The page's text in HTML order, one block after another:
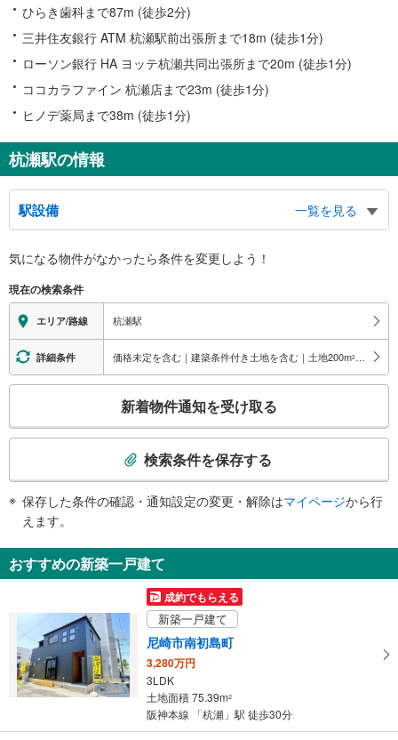
ひらき歯科まで87m (徒歩2分)
三井住友銀行 ATM 杭瀬駅前出張所まで18m (徒歩1分)
ローソン銀行 HA ヨッテ杭瀬共同出張所まで20m (徒歩1分)
ココカラファイン 杭瀬店まで23m (徒歩1分)
ヒノデ薬局まで38m (徒歩1分)
杭瀬駅の情報
駅設備
一覧を見る
※段差なしでの移動経路
地上⇔改札⇔ホーム：○
エレベータ
・各ホーム⇔改札
・改札⇔地上
エスカレータ
《多機能トイレ》
・地上出口（バス停付近）
その他
・触知図式案内板
気になる物件がなかったら条件を変更しよう！
現在の検索条件
エリア/路線 杭瀬駅
詳細条件 価格未定を含む｜建築条件付き土地を含む｜土地200m2 以上
検
知
を
け
る
・
条
新着物件通知を受け取る
検索条件を保存する
保存した条件の確認・通知設定の変更・解除はマイページから行
えます。
おすすめの新築一戸建て
成約でもらえる
新築一戸建て
尼崎市南初島町
3,280万円
3LDK
土地面積 75.39m2
阪神本線 「杭瀬」駅 徒歩30分